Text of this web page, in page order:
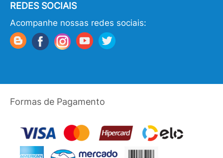
REDES SOCIAIS
Acompanhe nossas redes sociais:
Formas de Pagamento